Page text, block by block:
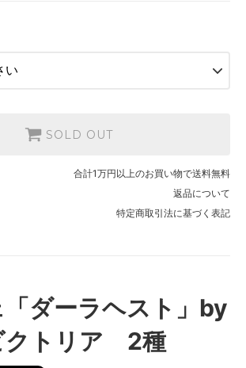
SOLD OUT
合計1万円以上のお買い物で送料無料
返品について
特定商取引法に基づく表記
ダーラヘスト」by
クトリア 2種